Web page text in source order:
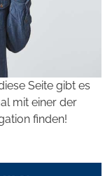
Seite gibt es
mit einer der
finden!